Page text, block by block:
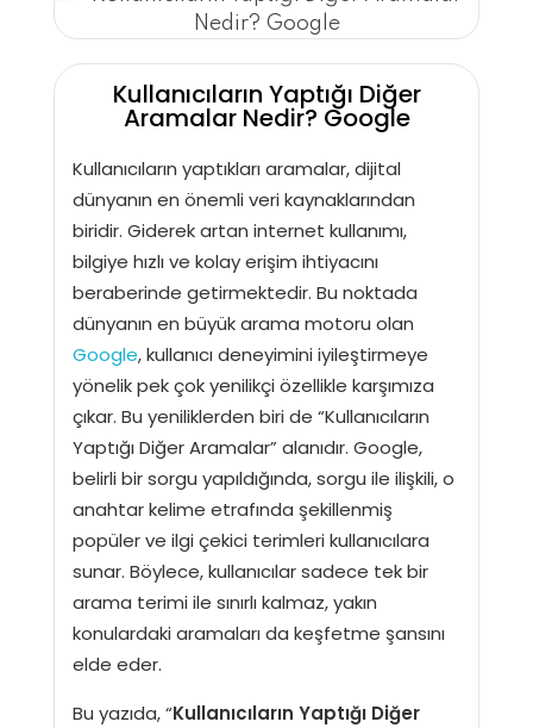
Kullanıcıların Yaptığı Diğer
Aramalar Nedir? Google
Kullanıcıların yaptıkları aramalar, dijital
dünyanın en önemli veri kaynaklarından
biridir. Giderek artan internet kullanımı,
bilgiye hızlı ve kolay erişim ihtiyacını
beraberinde getirmektedir. Bu noktada
dünyanın en büyük arama motoru olan
Google, kullanıcı deneyimini iyileştirmeye
yönelik pek çok yenilikçi özellikle karşımıza
çıkar. Bu yeniliklerden biri de “Kullanıcıların
Yaptığı Diğer Aramalar” alanıdır. Google,
belirli bir sorgu yapıldığında, sorgu ile ilişkili, o
anahtar kelime etrafında şekillenmiş
popüler ve ilgi çekici terimleri kullanıcılara
sunar. Böylece, kullanıcılar sadece tek bir
arama terimi ile sınırlı kalmaz, yakın
konulardaki aramaları da keşfetme şansını
elde eder.
Bu yazıda, “Kullanıcıların Yaptığı Diğer